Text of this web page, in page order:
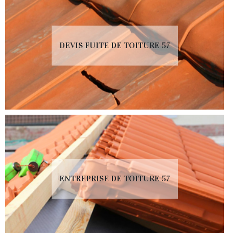
DEVIS FUITE DE TOITURE 57
ENTREPRISE DE TOITURE 57